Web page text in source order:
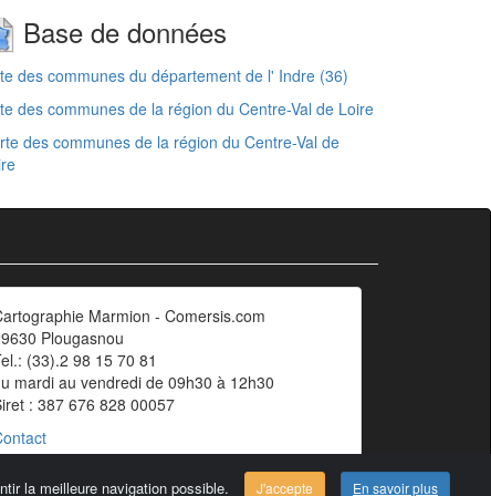
Base de données
des communes du département de l' Indre (36)
des communes de la région du Centre-Val de Loire
des communes de la région du Centre-Val de
la meilleure navigation possible. J'accepte En savoir plus
Marmion - Comersis.com
Plougasnou
(33).2 98 15 70 81
mardi au vendredi de 09h30 à 12h30
: 387 676 828 00057